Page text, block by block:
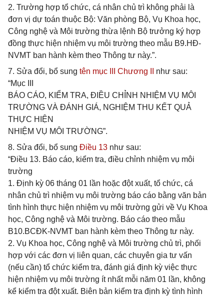
2. Trường hợp tổ chức, cá nhân chủ trì không phải là
đơn vị dự toán thuộc Bộ: Văn phòng Bộ, Vụ Khoa học,
Công nghệ và Môi trường thừa lệnh Bộ trưởng ký hợp
đồng thực hiện nhiệm vụ môi trường theo mẫu B9.HĐ-
NVMT ban hành kèm theo Thông tư này.”.
7. Sửa đổi, bổ sung tên mục III Chương II
như sau:
“Mục III
BÁO CÁO, KIỂM TRA, ĐIỀU CHỈNH NHIỆM VỤ MÔI
TRƯỜNG VÀ ĐÁNH GIÁ, NGHIỆM THU KẾT QUẢ
THỰC HIỆN
NHIỆM VỤ MÔI TRƯỜNG”.
8. Sửa đổi, bổ sung Điều 13 như sau:
“Điều 13. Báo cáo, kiểm tra, điều chỉnh nhiệm vụ môi
trường
1. Định kỳ 06 tháng 01 lần hoặc đột xuất, tổ chức, cá
nhân chủ trì nhiệm vụ môi trường báo cáo bằng văn bản
tình hình thực hiện nhiệm vụ môi trường gửi về Vụ Khoa
học, Công nghệ và Môi trường. Báo cáo theo mẫu
B10.BCĐK-NVMT ban hành kèm theo Thông tư này.
2. Vụ Khoa học, Công nghệ và Môi trường chủ trì, phối
hợp với các đơn vị liên quan, các chuyên gia tư vấn
(nếu cần) tổ chức kiểm tra, đánh giá định kỳ việc thực
hiện nhiệm vụ môi trường ít nhất mỗi năm 01 lần, không
kể kiểm tra đột xuất. Biên bản kiểm tra định kỳ tình hình